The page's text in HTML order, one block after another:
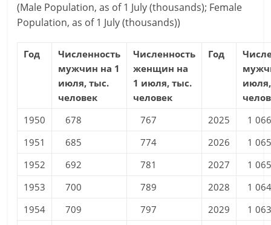
(Male Population, as of 1 July (thousands); Female
Population, as of 1 July (thousands))
Год
Численность
мужчин на 1
июля, тыс.
человек
Численность
женщин на
1 июля, тыс.
человек
Год
1950
678 767 2025
1
1951
685 774 2026
1
1952
692 781 2027
1
1953
700 789 2028
1
1954
709 797 2029
1